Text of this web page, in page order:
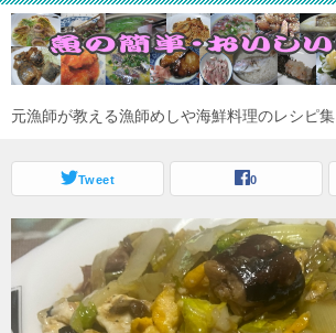
元漁師が教える漁師めしや海鮮料理のレシピ集
Tweet 0